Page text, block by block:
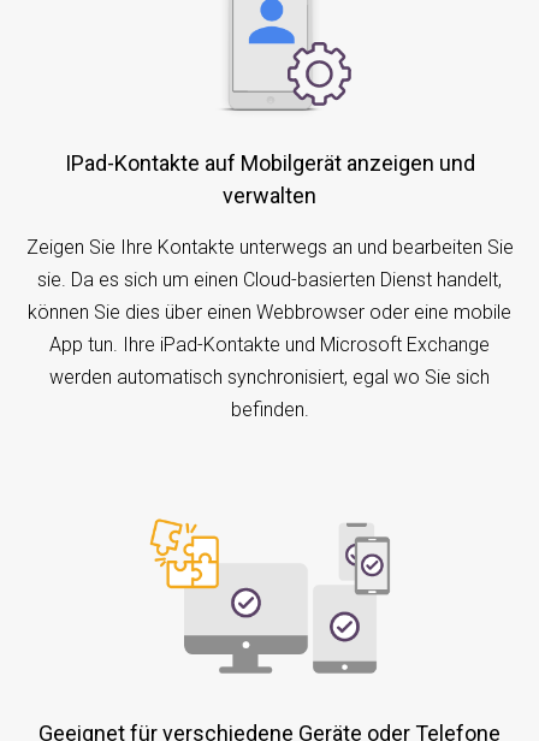
iPad-Kontakte auf Mobilgerät anzeigen und
verwalten
Zeigen Sie Ihre Kontakte unterwegs an und bearbeiten Sie
sie. Da es sich um einen Cloud-basierten Dienst handelt,
können Sie dies über einen Webbrowser oder eine mobile
App tun. Ihre iPad-Kontakte und Microsoft Exchange
werden automatisch synchronisiert, egal wo Sie sich
befinden.
Geeignet für verschiedene Geräte oder Telefone